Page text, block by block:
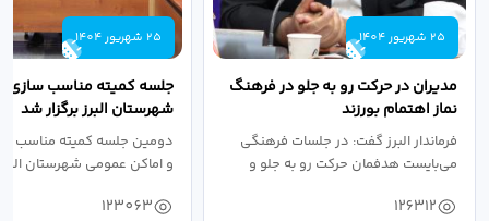
25 شهریور 1404
مدیران در حرکت رو به جلو در فرهنگ
نماز اهتمام بورزند
فرماندار البرز گفت: در جلسات فرهنگی
می‌بایست هدفمان حرکت رو به جلو و
126312
25 شهریور 1404
جلسه کمیته مناسب سازی
شهرستان البرز برگزار شد
دومین جلسه کمیته مناسب
و اماکن عمومی شهرستان
123063